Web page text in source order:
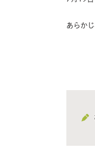
あらか